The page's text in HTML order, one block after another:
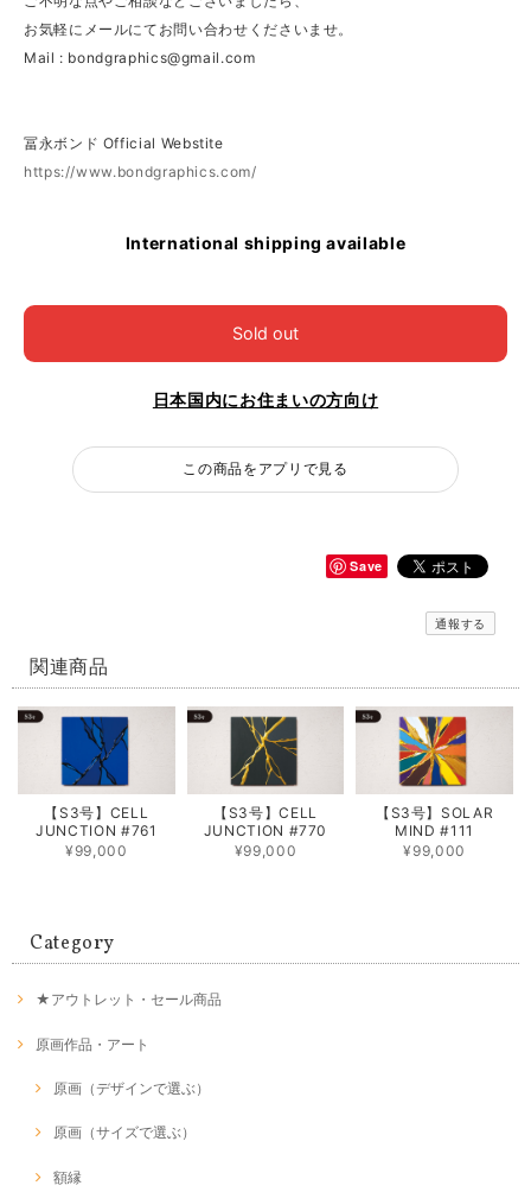
お気軽にメールにてお問い合わせくださいませ。
Mail : bondgraphics@gmail.com
冨永ボンド Official Webstite
https://www.bondgraphics.com/
International shipping available
Sold out
日本国内にお住まいの方向け
この商品をアプリで見る
Save
通報する
関連商品
【S3号】CELL
JUNCTION #761
¥99,000
【S3号】CELL
JUNCTION #770
¥99,000
【S3号】SOLAR
MIND #111
¥99,000
Category
★アウトレット・セール商品
原画作品・アート
原画（デザインで選ぶ）
原画（サイズで選ぶ）
額縁